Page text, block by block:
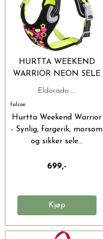
HURTTA WEEKEND
WARRIOR NEON SELE
80-100 CM
Eldorado ...
falcon
Hurtta Weekend Warrior
- Synlig, fargerik, morsom
og sikker sele...
699,-
Kjøp